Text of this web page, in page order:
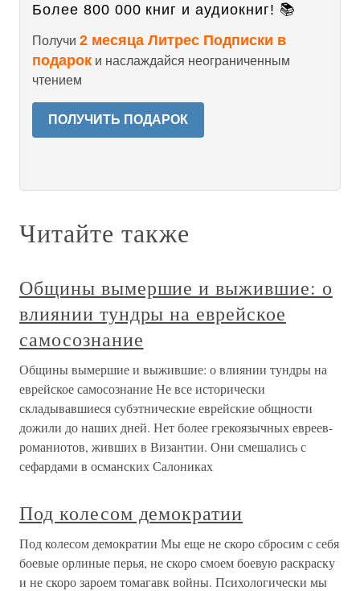
Более 800 000 книг и аудиокниг! 📚
Получи 2 месяца Литрес Подписки в
подарок и наслаждайся неограниченным
чтением
ПОЛУЧИТЬ ПОДАРОК
Читайте также
Общины вымершие и выжившие: о
влиянии тундры на еврейское
самосознание
Общины вымершие и выжившие: о влиянии тундры на
еврейское самосознание Не все исторически
складывавшиеся субэтнические еврейские общности
дожили до наших дней. Нет более грекоязычных евреев-
романиотов, живших в Византии. Они смешались с
сефардами в османских Салониках
Под колесом демократии
Под колесом демократии Мы еще не скоро сбросим с себя
боевые орлиные перья, не скоро смоем боевую раскраску
и не скоро зароем томагавк войны. Психологически мы